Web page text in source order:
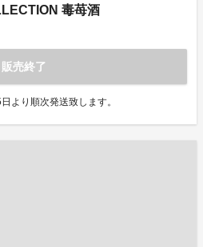
毒苺酒
販売終了
より順次発送致します。